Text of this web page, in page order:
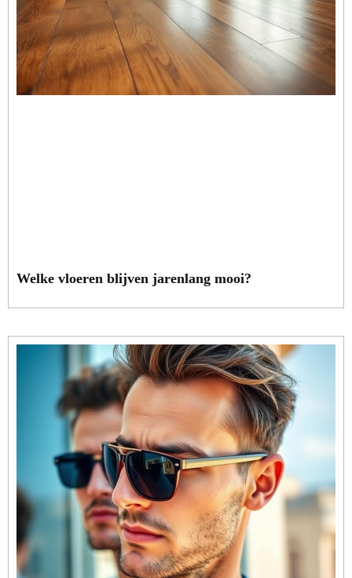
Welke vloeren blijven jarenlang mooi?